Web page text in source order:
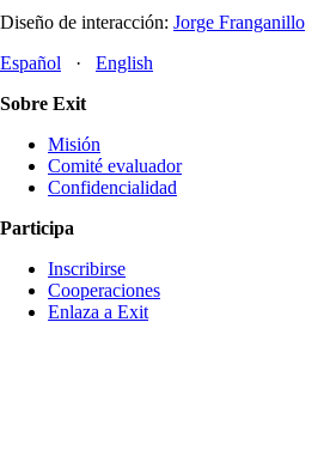
Diseño de interacción: Jorge Franganillo
Español · English
Sobre Exit
Misión
Comité evaluador
Confidencialidad
Participa
Inscribirse
Cooperaciones
Enlaza a Exit